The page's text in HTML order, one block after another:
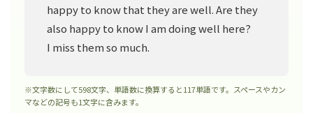
happy to know that they are well. Are they
also happy to know I am doing well here?
I miss them so much.
※文字数にして598文字、単語数に換算すると117単語です。スペースやカン
マなどの記号も1文字に含みます。